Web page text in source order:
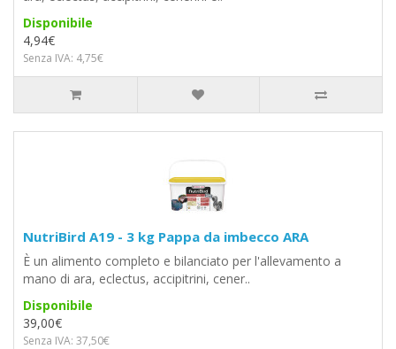
Disponibile
4,94€
Senza IVA: 4,75€
NutriBird A19 - 3 kg Pappa da imbecco ARA
È un alimento completo e bilanciato per l'allevamento a
mano di ara, eclectus, accipitrini, cener..
Disponibile
39,00€
Senza IVA: 37,50€